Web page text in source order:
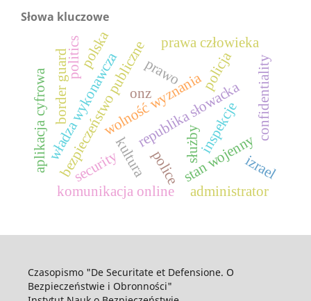
Słowa kluczowe
kultura
wolność wyznania
bezpieczeństwo publiczneprawo
republika słowacka
policja
służbyinspekcje
władza wykonawcza
prawa człowieka
stan wojenny
komunikacja online
aplikacja cyfrowa
administrator
confidentiality
politics
security police
border guard
izrael
onz
polska
Czasopismo "De Securitate et Defensione. O
Bezpieczeństwie i Obronności"